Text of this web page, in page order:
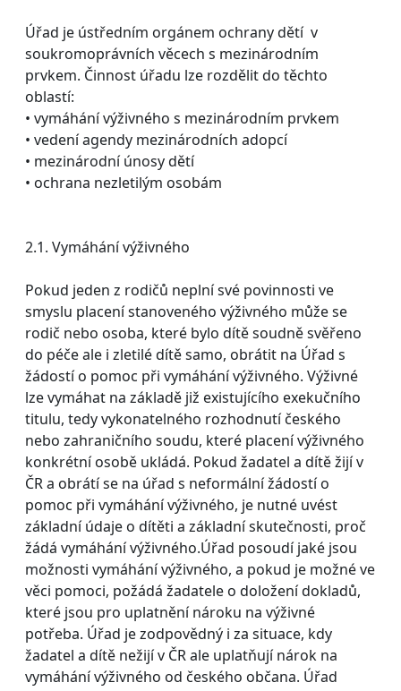
Úřad je ústředním orgánem ochrany dětí v
soukromoprávních věcech s mezinárodním
prvkem. Činnost úřadu lze rozdělit do těchto
oblastí:
• vymáhání výživného s mezinárodním prvkem
• vedení agendy mezinárodních adopcí
• mezinárodní únosy dětí
• ochrana nezletilým osobám
2.1. Vymáhání výživného
Pokud jeden z rodičů neplní své povinnosti ve
smyslu placení stanoveného výživného může se
rodič nebo osoba, které bylo dítě soudně svěřeno
do péče ale i zletilé dítě samo, obrátit na Úřad s
žádostí o pomoc při vymáhání výživného. Výživné
lze vymáhat na základě již existujícího exekučního
titulu, tedy vykonatelného rozhodnutí českého
nebo zahraničního soudu, které placení výživného
konkrétní osobě ukládá. Pokud žadatel a dítě žijí v
ČR a obrátí se na úřad s neformální žádostí o
pomoc při vymáhání výživného, je nutné uvést
základní údaje o dítěti a základní skutečnosti, proč
žádá vymáhání výživného.Úřad posoudí jaké jsou
možnosti vymáhání výživného, a pokud je možné ve
věci pomoci, požádá žadatele o doložení dokladů,
které jsou pro uplatnění nároku na výživné
potřeba. Úřad je zodpovědný i za situace, kdy
žadatel a dítě nežijí v ČR ale uplatňují nárok na
vymáhání výživného od českého občana. Úřad